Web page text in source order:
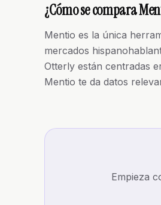
¿Cómo se compara
Mentio es la única
mercados
Otterly están centradas
Mentio te da datos
Empieza